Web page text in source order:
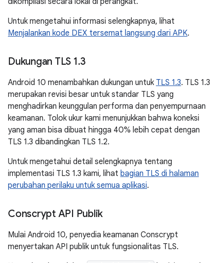
Untuk mengetahui informasi selengkapnya, lihat
Menjalankan kode DEX tersemat langsung dari APK.
Dukungan TLS 1.3
Android 10 menambahkan dukungan untuk TLS 1.3. TLS 1.3
merupakan revisi besar untuk standar TLS yang
menghadirkan keunggulan performa dan penyempurnaan
keamanan. Tolok ukur kami menunjukkan bahwa koneksi
yang aman bisa dibuat hingga 40% lebih cepat dengan
TLS 1.3 dibandingkan TLS 1.2.
Untuk mengetahui detail selengkapnya tentang
implementasi TLS 1.3 kami, lihat bagian TLS di halaman
perubahan perilaku untuk semua aplikasi.
Conscrypt API Publik
Mulai Android 10, penyedia keamanan Conscrypt
menyertakan API publik untuk fungsionalitas TLS.